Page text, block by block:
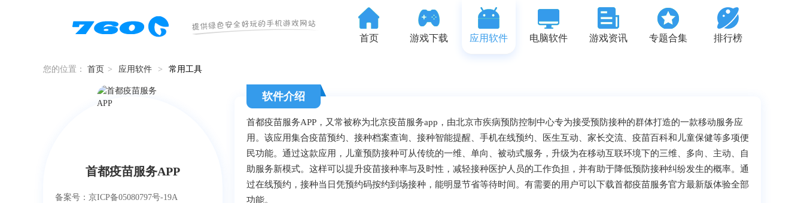
首页 游戏下载 应用软件 电脑软件 游戏资讯 专题合集 排行榜
您的位置： 首页 > 应用软件 > 常用工具
备案号：京ICP备05080797号-19A
软件介绍
首都疫苗服务APP
首都疫苗服务APP，又常被称为北京疫苗服务app，由北京市疾病预防控制中心专为接受预防接种的群体打造的一款移动服务应
用。该应用集合疫苗预约、接种档案查询、接种智能提醒、手机在线预约、医生互动、家长交流、疫苗百科和儿童保健等多项便
民功能。通过这款应用，儿童预防接种可从传统的一维、单向、被动式服务，升级为在移动互联环境下的三维、多向、主动、自
助服务新模式。这样可以提升疫苗接种率与及时性，减轻接种医护人员的工作负担，并有助于降低预防接种纠纷发生的概率。通
过在线预约，接种当日凭预约码按约到场接种，能明显节省等待时间。有需要的用户可以下载首都疫苗服务官方最新版体验全部
功能。